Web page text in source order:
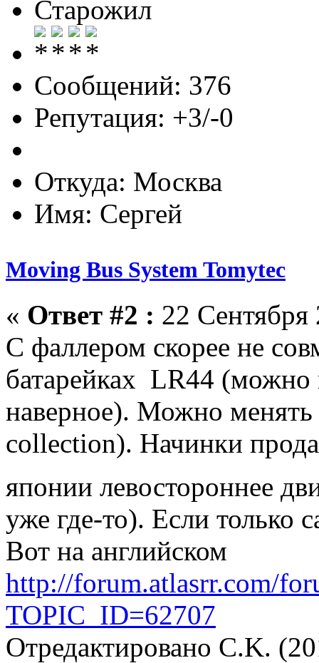
Старожил
Сообщений: 376
Репутация: +3/-0
Откуда: Москва
Имя: Сергей
Moving Bus System Tomytec
« Ответ #2 : 22
С фаллером скорее не
батарейках LR44 (можно
наверное). Можно менять
collection). Начинки
японии левостороннее
уже где-то). Если только
Вот на английском
http://forum.atlasrr.com/
TOPIC_ID=62707
Отредактировано C.K.